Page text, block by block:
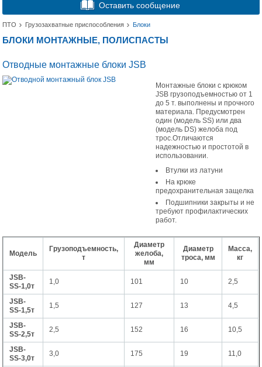
Оставить сообщение
ПТО Грузозахватные приспособления Блоки
БЛОКИ МОНТАЖНЫЕ, ПОЛИСПАСТЫ
Отводные монтажные блоки JSB
Монтажные блоки с крюком
JSB грузоподъемностью от 1
до 5 т. выполнены и прочного
материала. Предусмотрен
один (модель SS) или два
(модель DS) желоба под
трос.Отличаются
надежностью и простотой в
использовании.
Втулки из латуни
На крюке
предохранительная защелка
Подшипники закрыты и не
требуют профилактических
работ.
Модель
Грузоподъемность,
т
Диаметр
желоба,
мм
Диаметр
троса, мм
Масса,
кг
JSB-
SS-1,0т
1,0 101 10 2,5
JSB-
SS-1,5т
1,5 127 13 4,5
JSB-
SS-2,5т
2,5 152 16 10,5
JSB-
SS-3,0т
3,0 175 19 11,0